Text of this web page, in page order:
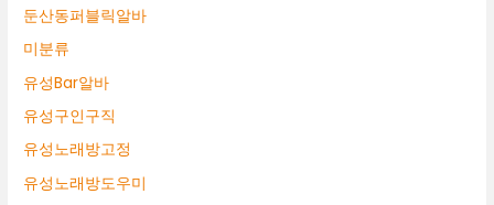
둔산동퍼블릭알바
미분류
유성Bar알바
유성구인구직
유성노래방고정
유성노래방도우미